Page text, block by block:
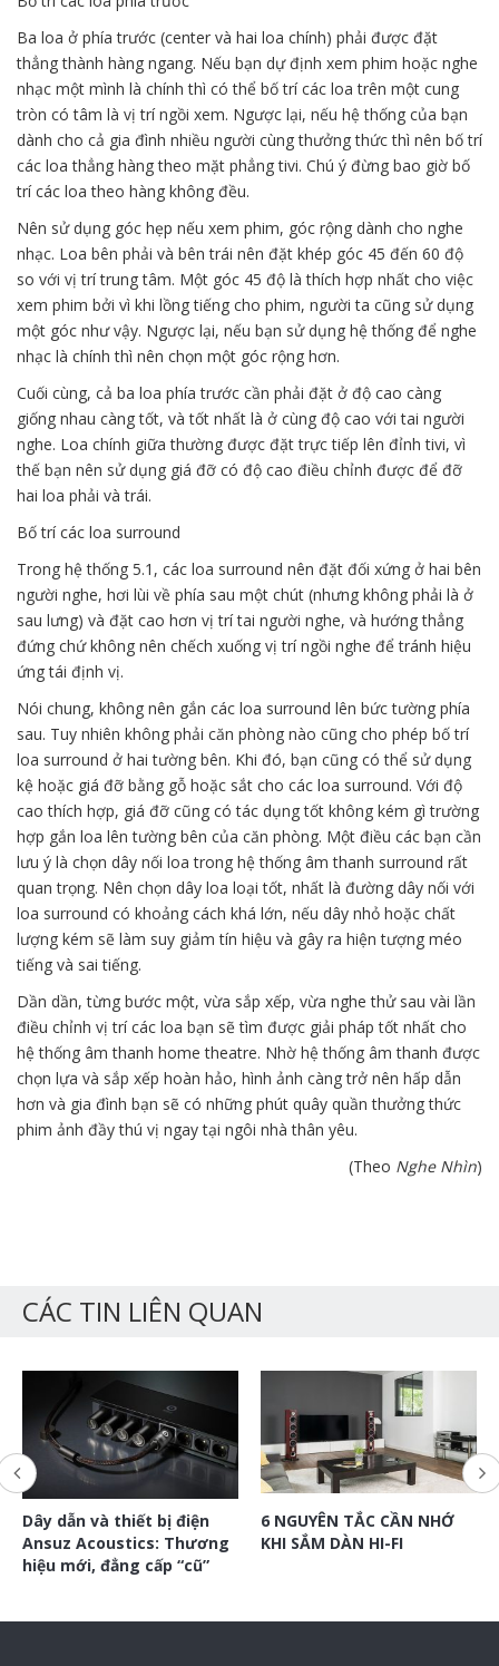
Ba loa ở phía trước (center và hai loa chính) phải được đặt
thẳng thành hàng ngang. Nếu bạn dự định xem phim hoặc nghe
nhạc một mình là chính thì có thể bố trí các loa trên một cung
tròn có tâm là vị trí ngồi xem. Ngược lại, nếu hệ thống của bạn
dành cho cả gia đình nhiều người cùng thưởng thức thì nên bố trí
các loa thẳng hàng theo mặt phẳng tivi. Chú ý đừng bao giờ bố
trí các loa theo hàng không đều.
Nên sử dụng góc hẹp nếu xem phim, góc rộng dành cho nghe
nhạc. Loa bên phải và bên trái nên đặt khép góc 45 đến 60 độ
so với vị trí trung tâm. Một góc 45 độ là thích hợp nhất cho việc
xem phim bởi vì khi lồng tiếng cho phim, người ta cũng sử dụng
một góc như vậy. Ngược lại, nếu bạn sử dụng hệ thống để nghe
nhạc là chính thì nên chọn một góc rộng hơn.
Cuối cùng, cả ba loa phía trước cần phải đặt ở độ cao càng
giống nhau càng tốt, và tốt nhất là ở cùng độ cao với tai người
nghe. Loa chính giữa thường được đặt trực tiếp lên đỉnh tivi, vì
thế bạn nên sử dụng giá đỡ có độ cao điều chỉnh được để đỡ
hai loa phải và trái.
Bố trí các loa surround
Trong hệ thống 5.1, các loa surround nên đặt đối xứng ở hai bên
người nghe, hơi lùi về phía sau một chút (nhưng không phải là ở
sau lưng) và đặt cao hơn vị trí tai người nghe, và hướng thẳng
đứng chứ không nên chếch xuống vị trí ngồi nghe để tránh hiệu
ứng tái định vị.
Nói chung, không nên gắn các loa surround lên bức tường phía
sau. Tuy nhiên không phải căn phòng nào cũng cho phép bố trí
loa surround ở hai tường bên. Khi đó, bạn cũng có thể sử dụng
kệ hoặc giá đỡ bằng gỗ hoặc sắt cho các loa surround. Với độ
cao thích hợp, giá đỡ cũng có tác dụng tốt không kém gì trường
hợp gắn loa lên tường bên của căn phòng. Một điều các bạn cần
lưu ý là chọn dây nối loa trong hệ thống âm thanh surround rất
quan trọng. Nên chọn dây loa loại tốt, nhất là đường dây nối với
loa surround có khoảng cách khá lớn, nếu dây nhỏ hoặc chất
lượng kém sẽ làm suy giảm tín hiệu và gây ra hiện tượng méo
tiếng và sai tiếng.
Dần dần, từng bước một, vừa sắp xếp, vừa nghe thử sau vài lần
điều chỉnh vị trí các loa bạn sẽ tìm được giải pháp tốt nhất cho
hệ thống âm thanh home theatre. Nhờ hệ thống âm thanh được
chọn lựa và sắp xếp hoàn hảo, hình ảnh càng trở nên hấp dẫn
hơn và gia đình bạn sẽ có những phút quây quần thưởng thức
phim ảnh đầy thú vị ngay tại ngôi nhà thân yêu.
(Theo Nghe Nhìn)
CÁC TIN LIÊN QUAN
Dây dẫn và thiết bị điện
Ansuz Acoustics: Thương
hiệu mới, đẳng cấp “cũ”
6 NGUYÊN TẮC CẦN NHỚ
KHI SẮM DÀN HI-FI